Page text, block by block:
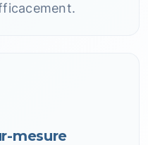
mesure